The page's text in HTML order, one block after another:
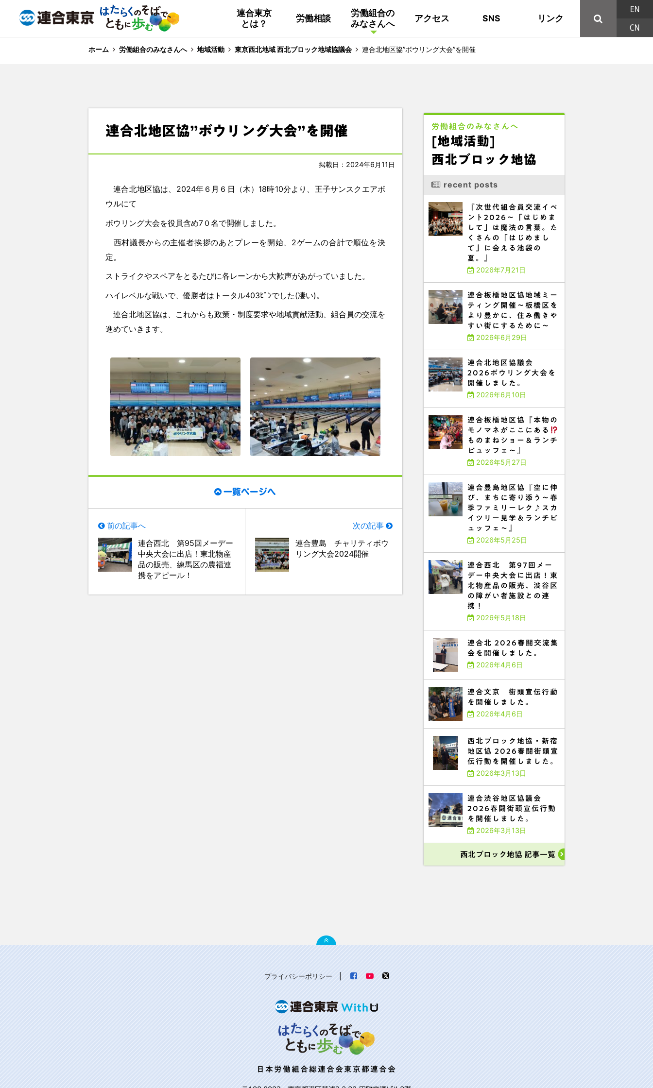
連合東京
とは？
組織概要 44の構成組織 主な取り組み
労働相談
労働組合の
みなさんへ
活動 地域活動 資料
東京NET ログイン
アクセス
連合東京 東部ブロック地協 西北ブロック
SNS
Facebook YouTube X/Twitter
リンク
EN
CN
ホーム 労働組合のみなさんへ 地域活動 東京西北地域 西北ブロック地域協議会 連合北地区協”ボウリング大会”を開催
連合北地区協”ボウリング大会”を開催
掲載日：2024年6月11日
連合北地区協は、2024年６月６日（木）18時10分より、王子サンスクエアボ
ウルにて
ボウリング大会を役員含め7０名で開催しました。
西村議長からの主催者挨拶のあとプレーを開始、2ゲームの合計で順位を決
定。
ストライクやスペアをとるたびに各レーンから大歓声があがっていました。
ハイレベルな戦いで、優勝者はトータル403ﾋﾟﾝでした(凄い)。
連合北地区協は、これからも政策・制度要求や地域貢献活動、組合員の交流を
進めていきます。
一覧ページへ
前の記事へ
連合西北 第95回メーデー
中央大会に出店！東北物産
品の販売、練馬区の農福連
携をアピール！
次の記事
連合豊島 チャリティボウ
リング大会2024開催
労働組合のみなさんへ
[地域活動]
西北ブロック地協
recent posts
『次世代組合員交流イベ
ント2026～「はじめま
して」は魔法の言葉。た
くさんの「はじめまし
て」に会える池袋の
夏。』
2026年7月21日
連合板橋地区協地域ミー
ティング開催～板橋区を
より豊かに、住み働きや
すい街にするために～
2026年6月29日
連合北地区協議会
2026ボウリング大会を
開催しました。
2026年6月10日
連合板橋地区協『本物の
モノマネがここにある
ものまねショー＆ランチ
ビュッフェ～』
2026年5月27日
連合豊島地区協『空に伸
び、まちに寄り添う～春
季ファミリーレク♪スカ
イツリー見学＆ランチビ
ュッフェ～』
2026年5月25日
連合西北 第97回メー
デー中央大会に出店！東
北物産品の販売、渋谷区
の障がい者施設との連
携！
2026年5月18日
連合北 2026春闘交流集
会を開催しました。
2026年4月6日
連合文京 街頭宣伝行動
を開催しました。
2026年4月6日
西北ブロック地協・新宿
地区協 2026春闘街頭宣
伝行動を開催しました。
2026年3月13日
連合渋谷地区協議会
2026春闘街頭宣伝行動
を開催しました。
2026年3月13日
西北ブロック地協 記事一覧
プライバシーポリシー
日本労働組合総連合会東京都連合会